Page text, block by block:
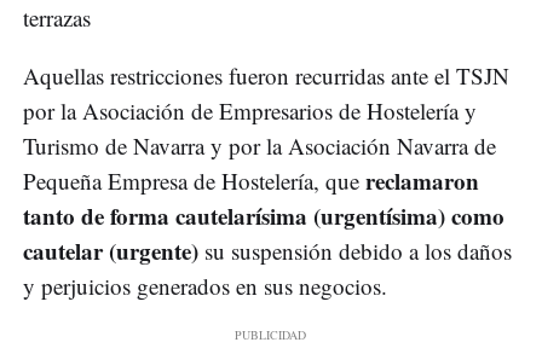
terrazas
Aquellas restricciones fueron recurridas ante el TSJN
por la Asociación de Empresarios de Hostelería y
Turismo de Navarra y por la Asociación Navarra de
Pequeña Empresa de Hostelería, que reclamaron
tanto de forma cautelarísima (urgentísima) como
cautelar (urgente) su suspensión debido a los daños
y perjuicios generados en sus negocios.